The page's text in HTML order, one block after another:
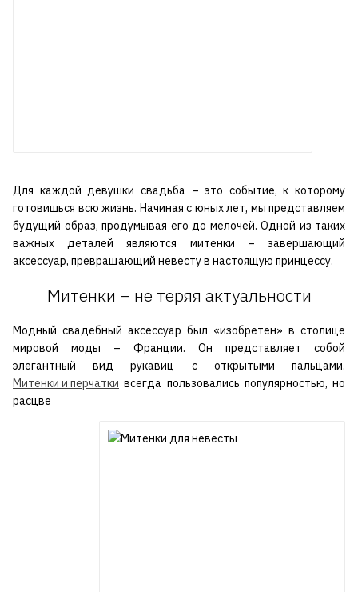
Для каждой девушки свадьба – это событие, к которому
готовишься всю жизнь. Начиная с юных лет, мы представляем
будущий образ, продумывая его до мелочей. Одной из таких
важных деталей являются митенки – завершающий
аксессуар, превращающий невесту в настоящую принцессу.
Митенки – не теряя актуальности
Модный свадебный аксессуар был «изобретен» в столице
мировой моды – Франции. Он представляет собой
элегантный вид рукавиц с открытыми пальцами.
Митенки и перчатки всегда пользовались популярностью, но
расцве